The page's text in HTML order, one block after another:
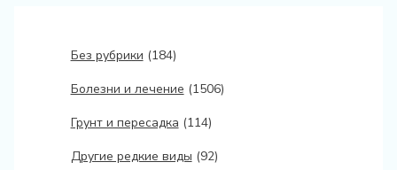
Без рубрики (184)
Болезни и лечение (1506)
Грунт и пересадка (114)
Другие редкие виды (92)